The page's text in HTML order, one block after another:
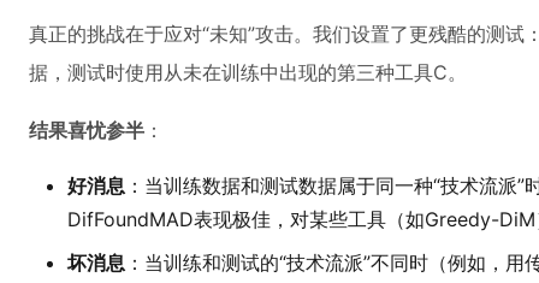
真正的挑战在于应对“未知”攻击。我们设置了更残酷的测试
据，测试时使用从未在训练中出现的第三种工具C。
结果喜忧参半 ：
好消息 ：当训练数据和测试数据属于同一种“技术流派
DifFoundMAD表现极佳，对某些工具（如Greedy-
坏消息 ：当训练和测试的“技术流派”不同时（例如，